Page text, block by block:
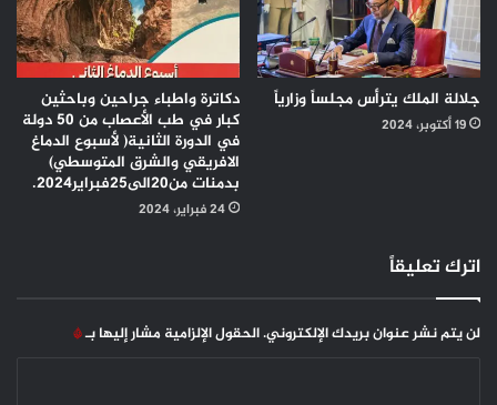
جلالة الملك يترأس مجلساً وزارياً
19 أكتوبر، 2024
دكاترة واطباء جراحين وباحثين
كبار في طب الأعصاب من 50 دولة
في الدورة الثانية( لأسبوع الدماغ
الافريقي والشرق المتوسطي)
بدمنات من20الى25فبراير2024.
24 فبراير، 2024
اترك تعليقاً
لن يتم نشر عنوان بريدك الإلكتروني.الحقول الإلزامية مشار إليها بـ*